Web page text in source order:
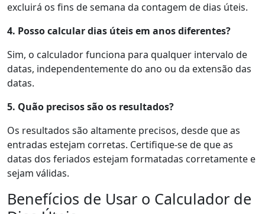
excluirá os fins de semana da contagem de dias úteis.
4. Posso calcular dias úteis em anos diferentes?
Sim, o calculador funciona para qualquer intervalo de
datas, independentemente do ano ou da extensão das
datas.
5. Quão precisos são os resultados?
Os resultados são altamente precisos, desde que as
entradas estejam corretas. Certifique-se de que as
datas dos feriados estejam formatadas corretamente e
sejam válidas.
Benefícios de Usar o Calculador de